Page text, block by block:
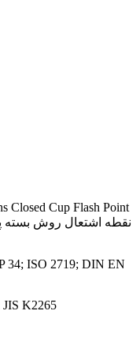
Closed Cup Flash Point
34; ISO 2719; DIN EN
K2265